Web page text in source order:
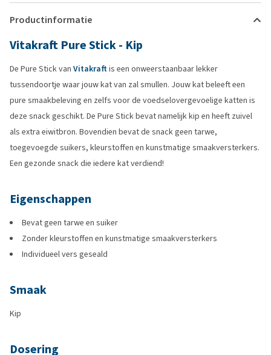
Productinformatie
Vitakraft Pure Stick - Kip
De Pure Stick van Vitakraftis een onweerstaanbaar lekker
tussendoortje waar jouw kat van zal smullen. Jouw kat beleeft een
pure smaakbeleving en zelfs voor de voedselovergevoelige katten is
deze snack geschikt. De Pure Stick bevat namelijk kip en heeft zuivel
als extra eiwitbron. Bovendien bevat de snack geen tarwe,
toegevoegde suikers, kleurstoffen en kunstmatige smaakversterkers.
Een gezonde snack die iedere kat verdiend!
Eigenschappen
Bevat geen tarwe en suiker
Zonder kleurstoffen en kunstmatige smaakversterkers
Individueel vers geseald
Smaak
Kip
Dosering